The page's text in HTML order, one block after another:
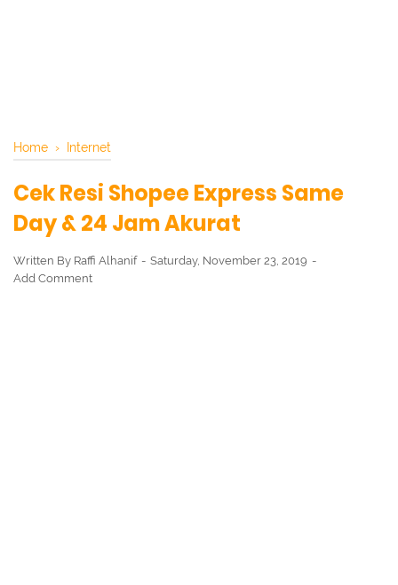
Home › Internet
Cek Resi Shopee Express Same
Day & 24 Jam Akurat
Written By Raffi Alhanif
Saturday, November 23, 2019
Add Comment